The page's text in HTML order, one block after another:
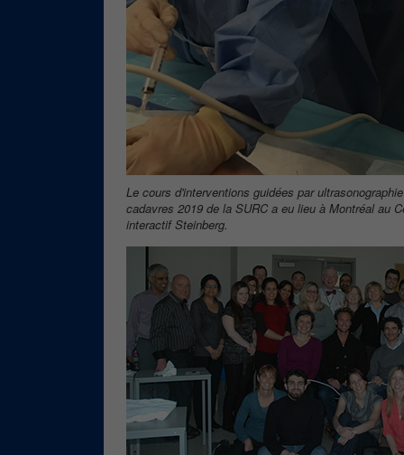
Le cours d'interventions guidées par
cadavres 2019 de la SURC a eu lieu à Montréal au
interactif Steinberg.